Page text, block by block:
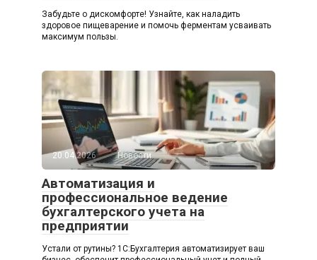
Забудьте о дискомфорте! Узнайте, как наладить
здоровое пищеварение и помочь ферментам усваивать
максимум пользы.
20.04.2026 Новости
Автоматизация и
профессиональное ведение
бухгалтерского учета на
предприятии
Устали от рутины? 1C:Бухгалтерия автоматизирует ваш